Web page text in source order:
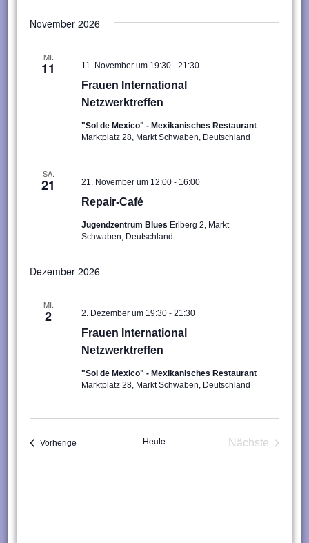
November 2026
MI.
11
Frauen International
Netzwerktreffen
11. November um 19:30 -21:30
"Sol de Mexico" - Mexikanisches Restaurant
Marktplatz 28, Markt Schwaben, Deutschland
SA.
21
Repair-Café
21. November um 12:00 - 16:00
Jugendzentrum Blues Erlberg 2, Markt
Schwaben, Deutschland
Dezember 2026
MI.
2
Frauen International
Netzwerktreffen
2. Dezember um 19:30 -21:30
"Sol de Mexico" - Mexikanisches Restaurant
Marktplatz 28, Markt Schwaben, Deutschland
Vorherige Heute
Nächste